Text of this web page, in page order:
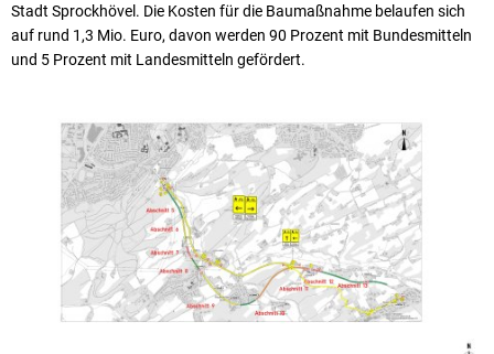
Stadt Sprockhövel. Die Kosten für die Baumaßnahme belaufen sich
auf rund 1,3 Mio. Euro, davon werden 90 Prozent mit Bundesmitteln
und 5 Prozent mit Landesmitteln gefördert.